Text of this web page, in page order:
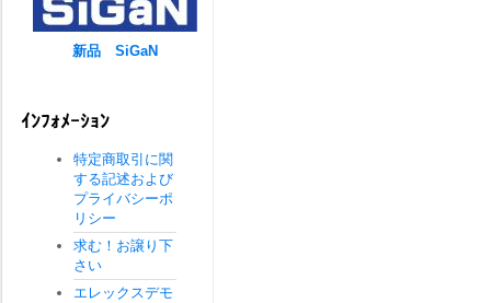
新品 SiGaN
ｲﾝﾌｫﾒｰｼｮﾝ
特定商取引に関
する記述および
プライバシーポ
リシー
求む！お譲り下
さい
エレックスデモ